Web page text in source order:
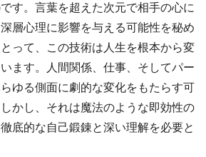
す。言葉を超えた次元で相手の心に
層心理に影響を与える可能性を秘め
って、この技術は人生を根本から変
ます。人間関係、仕事、そしてパー
ゆる側面に劇的な変化をもたらす可
かし、それは魔法のような即効性の
底的な自己鍛錬と深い理解を必要と